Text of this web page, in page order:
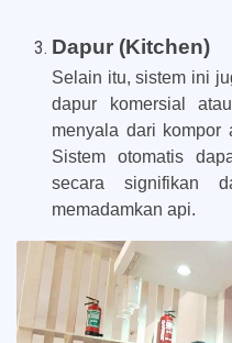
Dapur (Kitchen)
Selain itu, sistem ini
dapur komersial
menyala dari kompor
Sistem otomatis
secara signifikan
memadamkan api.